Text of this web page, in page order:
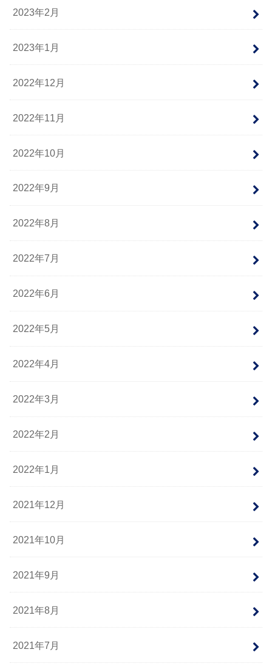
2023年2月
2023年1月
2022年12月
2022年11月
2022年10月
2022年9月
2022年8月
2022年7月
2022年6月
2022年5月
2022年4月
2022年3月
2022年2月
2022年1月
2021年12月
2021年10月
2021年9月
2021年8月
2021年7月